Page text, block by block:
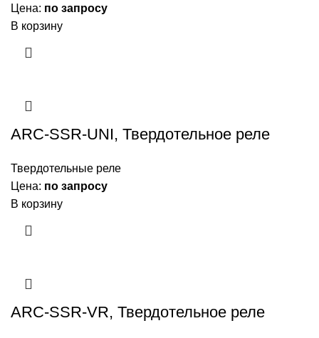
Цена: по запросу
В корзину
ARC-SSR-UNI, Твердотельное реле
Твердотельные реле
Цена: по запросу
В корзину
ARC-SSR-VR, Твердотельное реле